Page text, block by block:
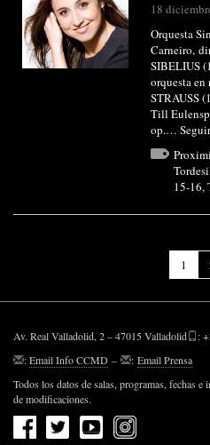
18
Orquesta
Carneiro,
SIBELIUS
orquesta
STRAUSS
Till
op.…
15-16,
1
Av. Real Valladolid, 2 – 47015 Valladolid
:
:Email Info CCMD – : Email Prensa
Todos los datos de salas, programas, fechas e
de modificaciones.